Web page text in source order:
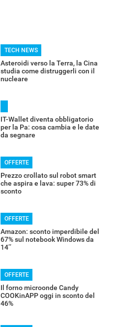
TECH NEWS
Asteroidi verso la Terra, la Cina
studia come distruggerli con il
nucleare
IT-Wallet diventa obbligatorio
per la Pa: cosa cambia e le date
da segnare
OFFERTE
Prezzo crollato sul robot smart
che aspira e lava: super 73% di
sconto
OFFERTE
Amazon: sconto imperdibile del
67% sul notebook Windows da
14’’
OFFERTE
Il forno microonde Candy
COOKinAPP oggi in sconto del
46%